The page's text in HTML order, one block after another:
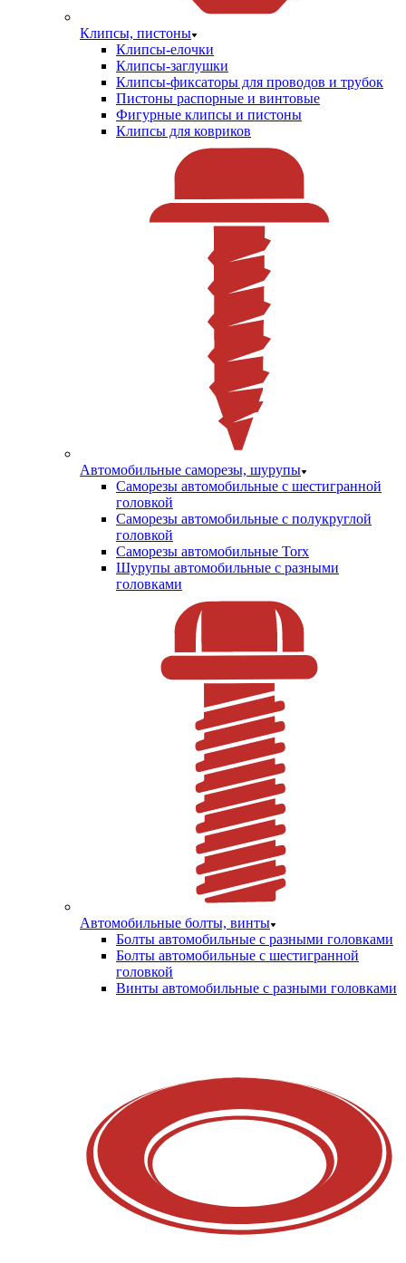
Клипсы, пистоны
Клипсы-елочки
Клипсы-заглушки
Клипсы-фиксаторы для проводов и трубок
Пистоны распорные и винтовые
Фигурные клипсы и пистоны
Клипсы для ковриков
Автомобильные саморезы, шурупы
Саморезы автомобильные с шестигранной
головкой
Саморезы автомобильные с полукруглой
головкой
Саморезы автомобильные Torx
Шурупы автомобильные с разными
головками
Автомобильные болты, винты
Болты автомобильные с разными головками
Болты автомобильные с шестигранной
головкой
Винты автомобильные с разными головками